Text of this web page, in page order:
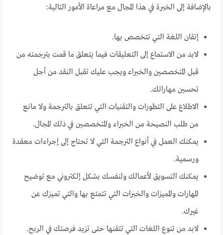
بالإضافة إلى الخبرة في هذا المجال مع مراعاة الأمور التالية:
إتقان اللغة التي تتخصص بها.
لابد من الاستماع إلى التعليقات فيما يتعلق ما قمت بترجمته من
قبل المتخصصين والخبراء ويجب عليك تقبل النقد من أجل
تحسين مهاراتك.
الاطلاع على التطورات والتقنيات التي تتعلق بالترجمة ولا مانع
من طلب النصيحة من الخبراء والمتخصصين في ذلك المجال.
يمكنك العمل في أنواع الترجمة التي لا تحتاج إلى إجراءات معقدة
ورسمية.
يمكنك التسويق لأعمالك ولنفسك بشكل إلكتروني مع توضيح
المهارات والمميزات والخبرات التي تتمتع بها والتي تميزك عن
غيرك.
لابد من تنوع اللغات التي تتقنها حتى تزيد فرصتك في الربح.